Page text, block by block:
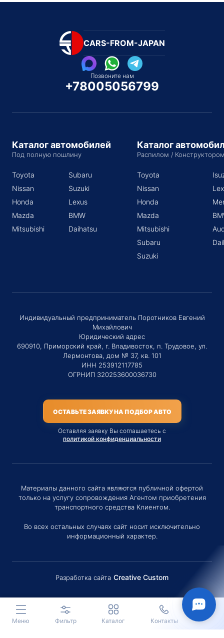
CARS-FROM-JAPAN
Позвоните нам
+78005056799
Каталог автомобилей
Под полную пошлину
Toyota
Nissan
Honda
Mazda
Mitsubishi
Subaru
Suzuki
Lexus
BMW
Daihatsu
Каталог
Распилом /
Toyota
Nissan
Honda
Mazda
Mitsubishi
Subaru
Suzuki
Индивидуальный предприниматель Поротников Евгений
Михайлович
Юридический адрес
690910, Приморский край, г. Владивосток, п. Трудовое, ул.
Лермонтова, дом № 37, кв. 101
ИНН 253912117785
ОГРНИП 320253600036730
ОСТАВЬТЕ ЗАЯВКУ НА ПОДБОР АВТО
Оставляя заявку Вы соглашаетесь с
политикой конфиденциальности
Материалы данного сайта являются публичной офертой
только на услугу сопровождения Агентом приобретения
транспортного средства Клиентом.
Во всех остальных случаях сайт носит исключительно
информационный характер.
Разработка сайта Creative Custom
Меню Фильтр Каталог Контакты
вопросы (Цена, Сроки поставки,
условия договора и пр.) можете
задать их мне в чат!